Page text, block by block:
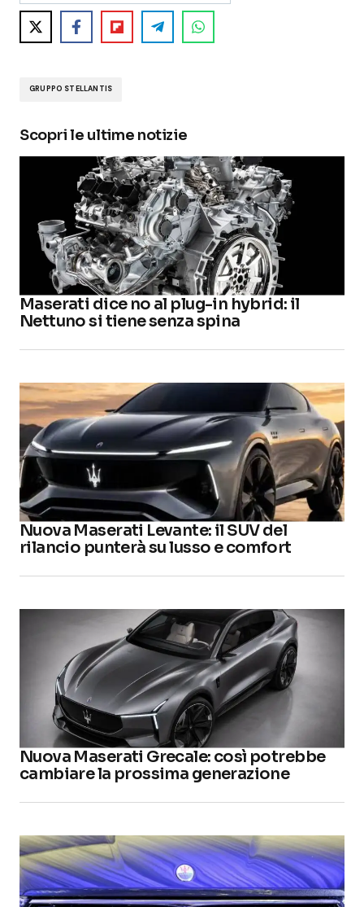
GRUPPO STELLANTIS
Scopri le ultime notizie
Maserati dice no al plug-in hybrid: il
Nettuno si tiene senza spina
Nuova Maserati Levante: il SUV del
rilancio punterà su lusso e comfort
Nuova Maserati Grecale: così potrebbe
cambiare la prossima generazione